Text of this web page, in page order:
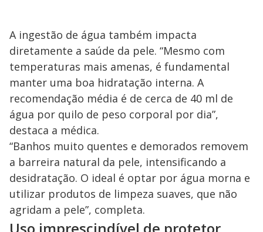
A ingestão de água também impacta
diretamente a saúde da pele. “Mesmo com
temperaturas mais amenas, é fundamental
manter uma boa hidratação interna. A
recomendação média é de cerca de 40 ml de
água por quilo de peso corporal por dia”,
destaca a médica.
“Banhos muito quentes e demorados removem
a barreira natural da pele, intensificando a
desidratação. O ideal é optar por água morna e
utilizar produtos de limpeza suaves, que não
agridam a pele”, completa.
Uso imprescindível de protetor